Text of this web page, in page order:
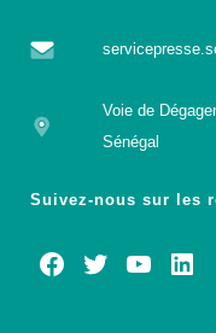
Voie de
Sénégal
Suivez-nous sur les